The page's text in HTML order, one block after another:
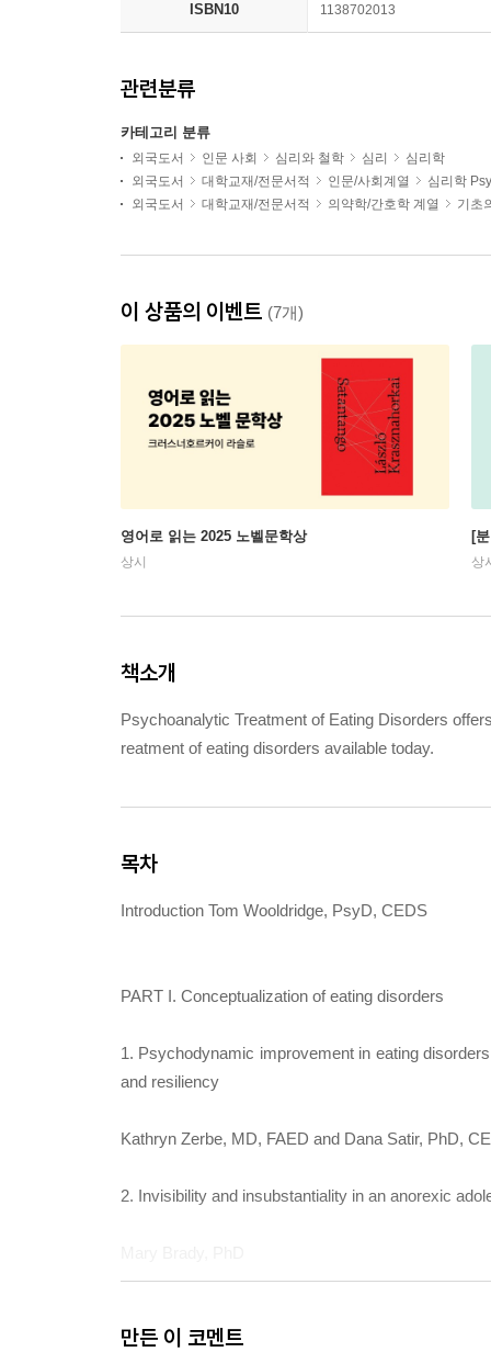
ISBN10 1138702013
관련분류
카테고리 분류
외국도서 인문 사회 심리와 철학 심리
심리학
외국도서
대학교재/전문서적 인문/사회계열
심리학
외국도서
대학교재/전문서적 의약학/간호학 계열 기초
이 상품의 이벤트 (7개)
영어로 읽는 2025 노벨문학상
상시
[
상
책소개
Psychoanalytic Treatment of Eating Disorders
reatment of eating disorders available today.
목차
Introduction Tom Wooldridge, PsyD, CEDS
PART I. Conceptualization of eating disorders
1. Psychodynamic improvement in eating
and resiliency
Kathryn Zerbe, MD, FAED and Dana Satir, PhD,
2. Invisibility and insubstantiality in an anorexic
만든 이 코멘트